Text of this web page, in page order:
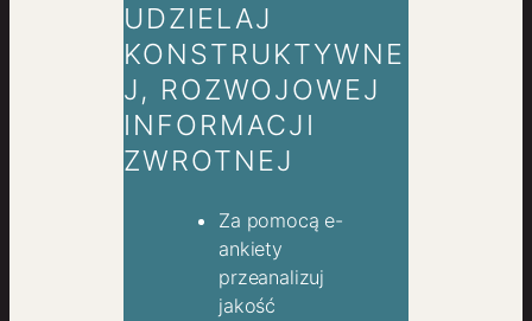
UDZIELAJ
KONSTRUKTYWNE
J, ROZWOJOWEJ
INFORMACJI
ZWROTNEJ
Za pomocą e-
ankiety
przeanalizuj
jakość